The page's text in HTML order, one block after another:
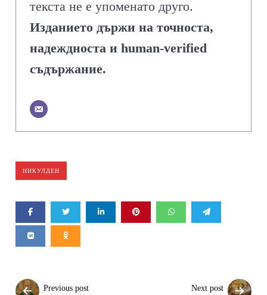
текста не е упоменато друго.
Изданието държи на точноста,
надеждноста и human-verified
съдържание.
НИКУЛДЕН
Previous post Next post